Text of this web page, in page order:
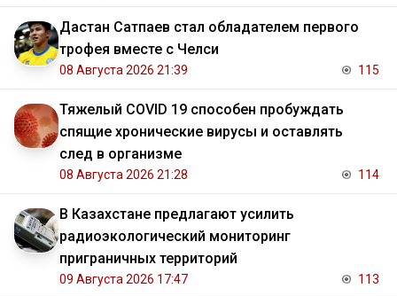
Дастан Сатпаев стал обладателем первого
трофея вместе с Челси
08 Августа 2026 21:39 115
Тяжелый COVID 19 способен пробуждать
спящие хронические вирусы и оставлять
след в организме
08 Августа 2026 21:28 114
В Казахстане предлагают усилить
радиоэкологический мониторинг
приграничных территорий
09 Августа 2026 17:47 113